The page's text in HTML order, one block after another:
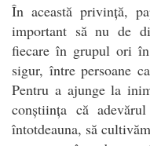
În această privință,
important să nu de
fiecare în grupul ori
sigur, între persoane
Pentru a ajunge la
conștiința că
întotdeauna, să